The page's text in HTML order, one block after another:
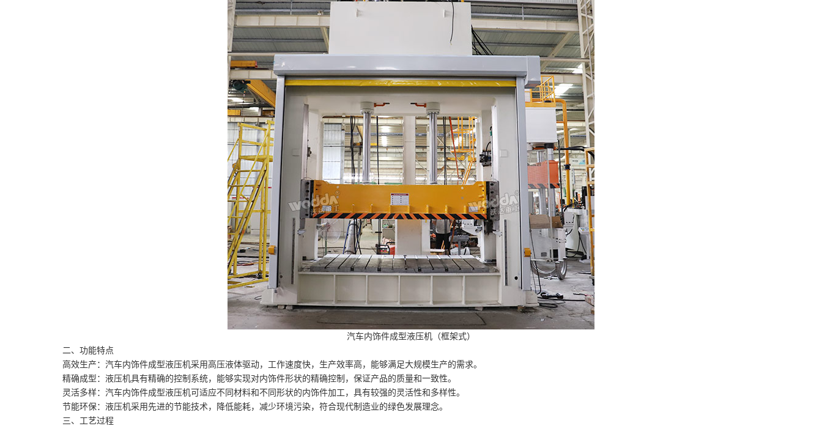
汽车内饰件成型液压机（框架式）
二、功能特点
高效生产：汽车内饰件成型液压机采用高压液体驱动，工作速度快，生产效率高，能够满足大规模生产的需求。
精确成型：液压机具有精确的控制系统，能够实现对内饰件形状的精确控制，保证产品的质量和一致性。
灵活多样：汽车内饰件成型液压机可适应不同材料和不同形状的内饰件加工，具有较强的灵活性和多样性。
节能环保：液压机采用先进的节能技术，降低能耗，减少环境污染，符合现代制造业的绿色发展理念。
三、工艺过程